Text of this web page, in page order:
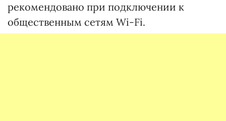
рекомендовано при подключении к
общественным сетям Wi-Fi.